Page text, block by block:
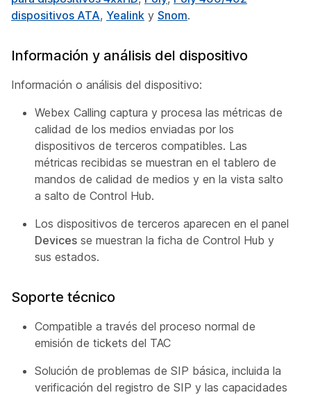
dispositivos ATA, Yealink y Snom.
Información y análisis del dispositivo
Información o análisis del dispositivo:
Webex Calling captura y procesa las métricas de
calidad de los medios enviadas por los
dispositivos de terceros compatibles. Las
métricas recibidas se muestran en el tablero de
mandos de calidad de medios y en la vista salto
a salto de Control Hub.
Los dispositivos de terceros aparecen en el panel
Devices se muestran la ficha de Control Hub y
sus estados.
Soporte técnico
Compatible a través del proceso normal de
emisión de tickets del TAC
Solución de problemas de SIP básica, incluida la
verificación del registro de SIP y las capacidades